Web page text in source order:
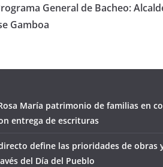
General de Bacheo:
Gamboa
María patrimonio de familias en
entrega de escrituras
define las prioridades de obras
del Día del Pueblo